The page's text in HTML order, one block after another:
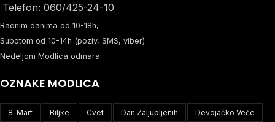
Telefon: 060/425-24-10
Radnim danima od 10-18h,
Subotom od 10-14h (poziv, SMS, viber)
Nedeljom Modlica odmara.
OZNAKE MODLICA
8. Mart Biljke Cvet Dan Zaljubljenih Devojačko Veče